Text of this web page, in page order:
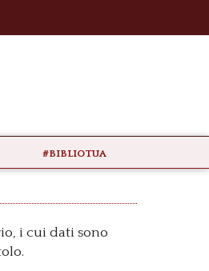
#bibliotua
i cui dati sono